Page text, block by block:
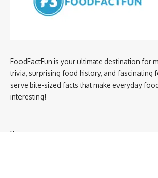
FoodFactFun is your ultimate destination for
trivia, surprising food history, and fascinating
serve bite-sized facts that make everyday
interesting!
Home